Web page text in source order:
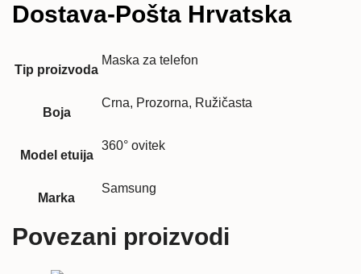
Dostava-Pošta Hrvatska
Tip proizvoda
Maska za telefon
Boja
Crna, Prozorna, Ružičasta
Model etuija
360° ovitek
Marka
Samsung
Povezani proizvodi